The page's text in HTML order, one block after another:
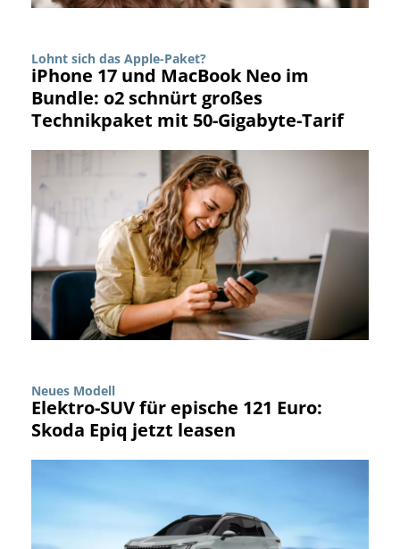
Lohnt sich das Apple-Paket?
iPhone 17 und MacBook Neo im
Bundle: o2 schnürt großes
Technikpaket mit 50-Gigabyte-Tarif
Neues Modell
Elektro-SUV für epische 121 Euro:
Skoda Epiq jetzt leasen